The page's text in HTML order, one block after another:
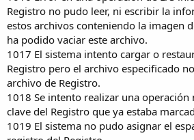
Registro no pudo leer, ni escribir la
estos archivos conteniendo la imagen
ha podido vaciar este archivo.
1017 El sistema intento cargar o
Registro pero el archivo especificado
archivo de Registro.
1018 Se intento realizar una operación
clave del Registro que ya estaba
1019 El sistema no pudo asignar el